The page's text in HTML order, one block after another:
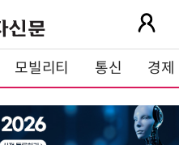
모빌리티 통신 경제